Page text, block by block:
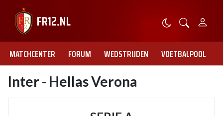
MATCHCENTER FORUM WEDSTRIJDEN VOETBALPOOL
Inter - Hellas Verona